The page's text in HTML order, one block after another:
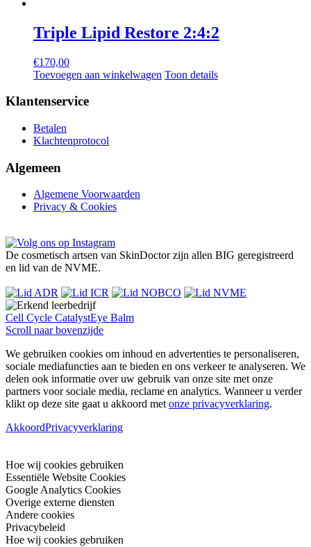
Triple Lipid Restore 2:4:2
€170,00
Toevoegen aan winkelwagen Toon details
Klantenservice
Betalen
Klachtenprotocol
Algemeen
Algemene Voorwaarden
Privacy & Cookies
De cosmetisch artsen van SkinDoctor zijn allen BIG geregistreerd
en lid van de NVME.
Cell Cycle CatalystEye Balm
Scroll naar bovenzijde
We gebruiken cookies om inhoud en advertenties te personaliseren,
sociale mediafuncties aan te bieden en ons verkeer te analyseren. We
delen ook informatie over uw gebruik van onze site met onze
partners voor sociale media, reclame en analytics. Wanneer u verder
klikt op deze site gaat u akkoord metonze privacyverklaring.
AkkoordPrivacyverklaring
Hoe wij cookies gebruiken
Essentiële Website Cookies
Google Analytics Cookies
Overige externe diensten
Andere cookies
Privacybeleid
Hoe wij cookies gebruiken